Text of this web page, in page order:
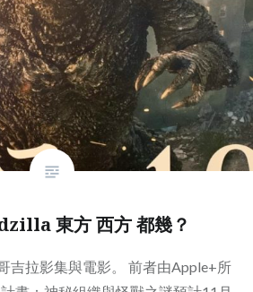
東方 西方 都幾？
吉拉影集與電影。 前者由Apple+所